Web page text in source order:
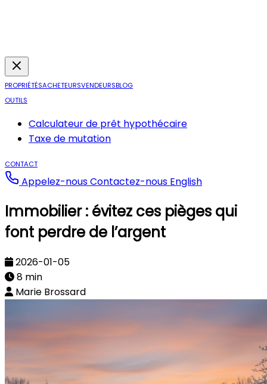
PROPRIÉTÉSACHETEURSVENDEURSBLOG
OUTILS
Calculateur de prêt hypothécaire
Taxe de mutation
CONTACT
Appelez-nousContactez-nous English
Immobilier : évitez ces pièges qui
font perdre de l’argent
2026-01-05
8 min
Marie Brossard